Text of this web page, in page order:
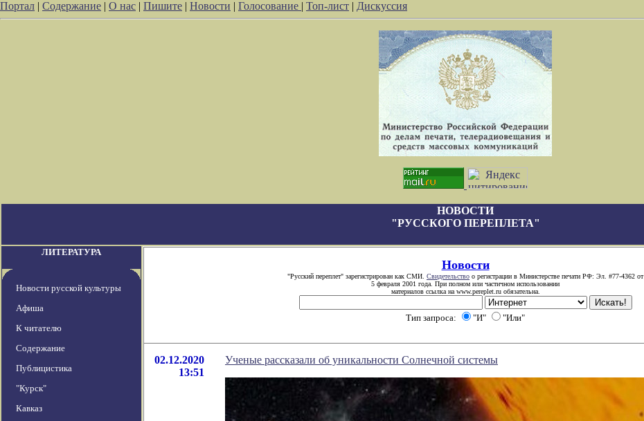
Портал | Содержание | О нас | Пишите | Новости | Голосование | Топ-лист | Дискуссия
НОВОСТИ
"РУССКОГО ПЕРЕПЛЕТА"
ЛИТЕРАТУРА
Новости русской культуры
Афиша
К читателю
Содержание
Публицистика
"Курск"
Кавказ
Новости
"Русский переплет" зарегистрирован как СМИ. Свидетельство о регистрации в Министерстве печати РФ: Эл. #77-4362 от
5 февраля 2001 года. При полном или частичном использовании
материалов ссылка на www.pereplet.ru обязательна.
Тип запроса: "И" "Или"
02.12.2020
13:51
Ученые рассказали об уникальности Солнечной системы